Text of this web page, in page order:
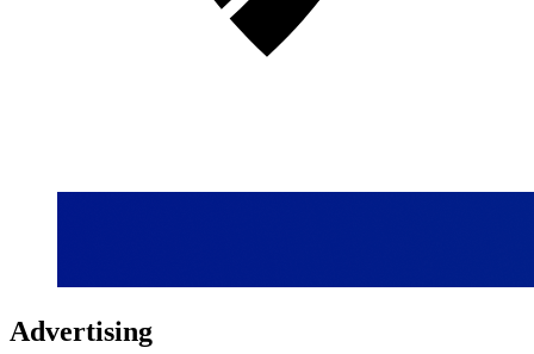
Advertising